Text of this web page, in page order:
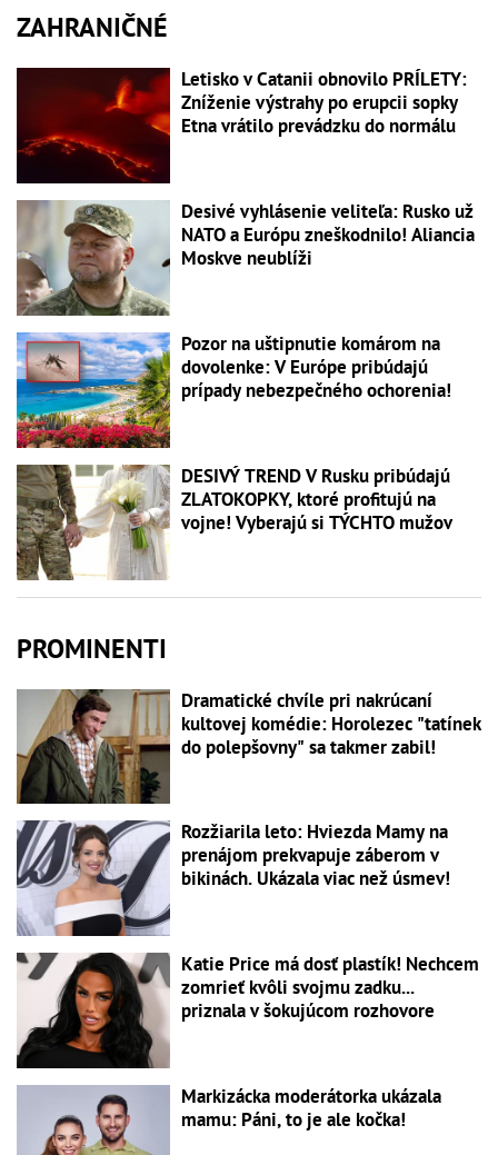
ZAHRANIČNÉ
Letisko v Catanii obnovilo PRÍLETY:
Zníženie výstrahy po erupcii sopky
Etna vrátilo prevádzku do normálu
Desivé vyhlásenie veliteľa: Rusko už
NATO a Európu zneškodnilo! Aliancia
Moskve neublíži
Pozor na uštipnutie komárom na
dovolenke: V Európe pribúdajú
prípady nebezpečného ochorenia!
DESIVÝ TREND V Rusku pribúdajú
ZLATOKOPKY, ktoré profitujú na
vojne! Vyberajú si TÝCHTO mužov
PROMINENTI
Dramatické chvíle pri nakrúcaní
kultovej komédie: Horolezec "tatínek
do polepšovny" sa takmer zabil!
Rozžiarila leto: Hviezda Mamy na
prenájom prekvapuje záberom v
bikinách. Ukázala viac než úsmev!
Katie Price má dosť plastík! Nechcem
zomrieť kvôli svojmu zadku...
priznala v šokujúcom rozhovore
Markizácka moderátorka ukázala
mamu: Páni, to je ale kočka!